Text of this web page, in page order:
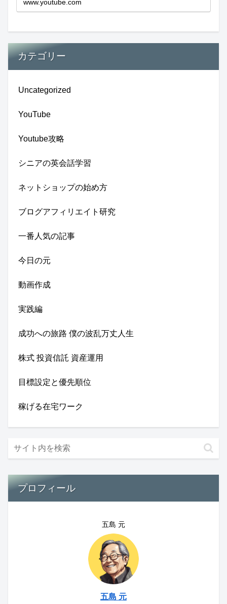
www.youtube.com
カテゴリー
Uncategorized
YouTube
Youtube攻略
シニアの英会話学習
ネットショップの始め方
ブログアフィリエイト研究
一番人気の記事
今日の元
動画作成
実践編
成功への旅路 僕の波乱万丈人生
株式 投資信託 資産運用
目標設定と優先順位
稼げる在宅ワーク
プロフィール
五島 元
五島 元